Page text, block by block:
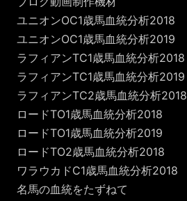
ユニオンOC1歳馬血統分析2018
ユニオンOC1歳馬血統分析2019
ラフィアンTC1歳馬血統分析2018
ラフィアンTC1歳馬血統分析2019
ラフィアンTC2歳馬血統分析2018
ロードTO1歳馬血統分析2018
ロードTO1歳馬血統分析2019
ロードTO2歳馬血統分析2018
ワラウカドC1歳馬血統分析2018
名馬の血統をたずねて